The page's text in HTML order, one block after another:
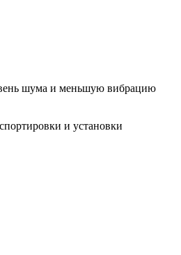
шума и меньшую вибрацию
и установки